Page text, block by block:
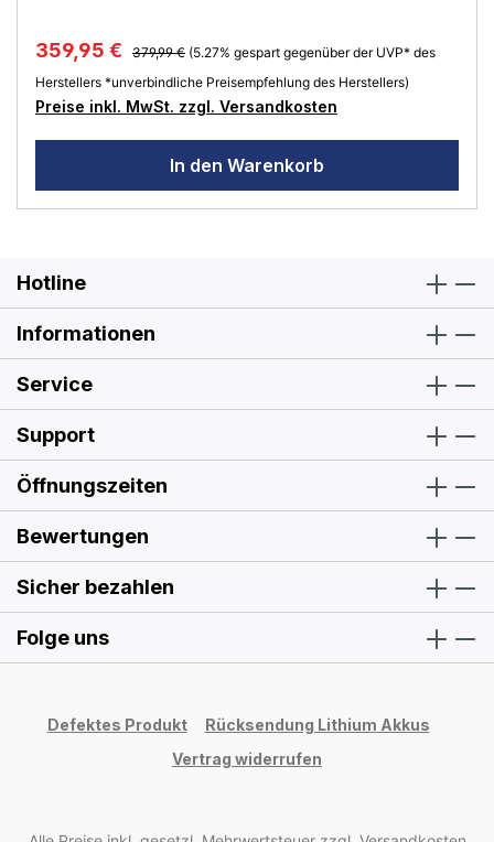
359,95 € 379,99 € (5.27% gespart gegenüber der UVP* des
Herstellers *unverbindliche Preisempfehlung des Herstellers)
Preise inkl. MwSt. zzgl. Versandkosten
In den Warenkorb
Hotline
Informationen
Service
Support
Öffnungszeiten
Bewertungen
Sicher bezahlen
Folge uns
Defektes Produkt
Rücksendung Lithium Akkus
Vertrag widerrufen